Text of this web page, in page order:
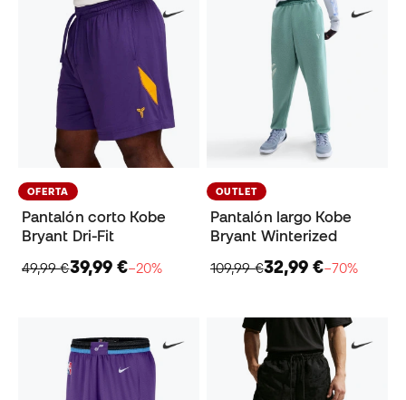
OFERTA
Pantalón corto Kobe
Bryant Dri-Fit
49,99 €39,99 €−20%
OUTLET
Pantalón largo Kobe
Bryant Winterized
109,99 €32,99 €−70%